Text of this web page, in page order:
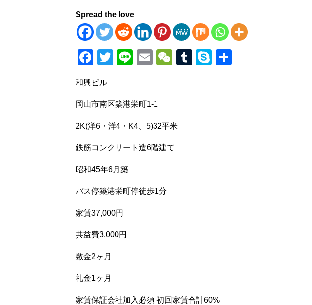
Spread the love
F
c
e
b
o
k
T
er
Li
E
W
at
T
S
和興ビル
岡山市南区築港栄町1-1
2K(洋6・洋4・K4、5)32平米
鉄筋コンクリート造6階建て
昭和45年6月築
バス停築港栄町停徒歩1分
家賃37,000円
共益費3,000円
敷金2ヶ月
礼金1ヶ月
家賃保証会社加入必須 初回家賃合計60%